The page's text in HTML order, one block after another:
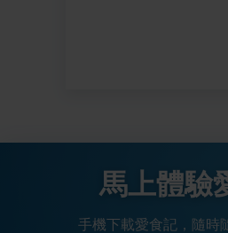
馬上體驗
手機下載愛食記，隨時